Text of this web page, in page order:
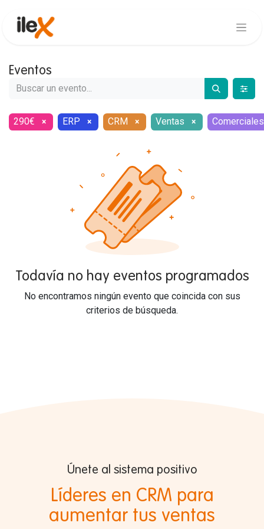
Eventos
290€ × ERP × CRM × Ventas × Comerciales
Todavía no hay eventos programados
No encontramos ningún evento que coincida con sus
criterios de búsqueda.
Únete al sistema positivo
Líderes en CRM para
aumentar tus ventas